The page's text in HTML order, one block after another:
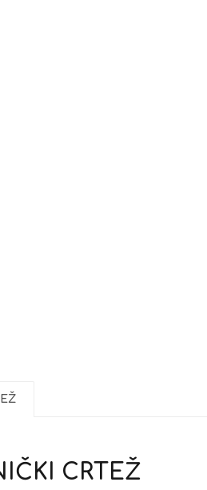
CRTEŽ